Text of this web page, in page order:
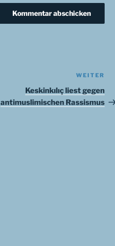
WEITER
Keskinkılıç liest gegen
antimuslimischen Rassismus